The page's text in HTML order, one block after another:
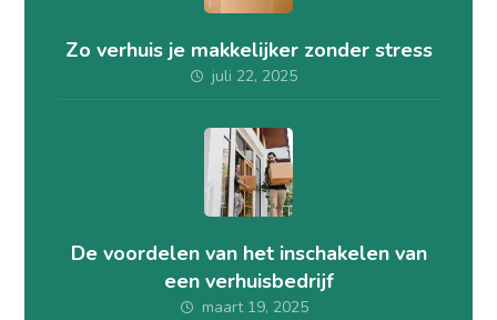
Zo verhuis je makkelijker zonder stress
juli 22, 2025
De voordelen van het inschakelen van
een verhuisbedrijf
maart 19, 2025